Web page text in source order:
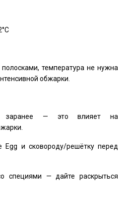
температура не нужна
обжарки.
заранее — это влияет на
Egg и сковороду/решётку перед
специями — дайте раскрыться